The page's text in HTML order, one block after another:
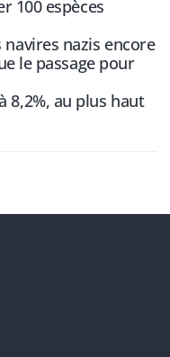
100 espèces
navires nazis encore
le passage pour
8,2%, au plus haut